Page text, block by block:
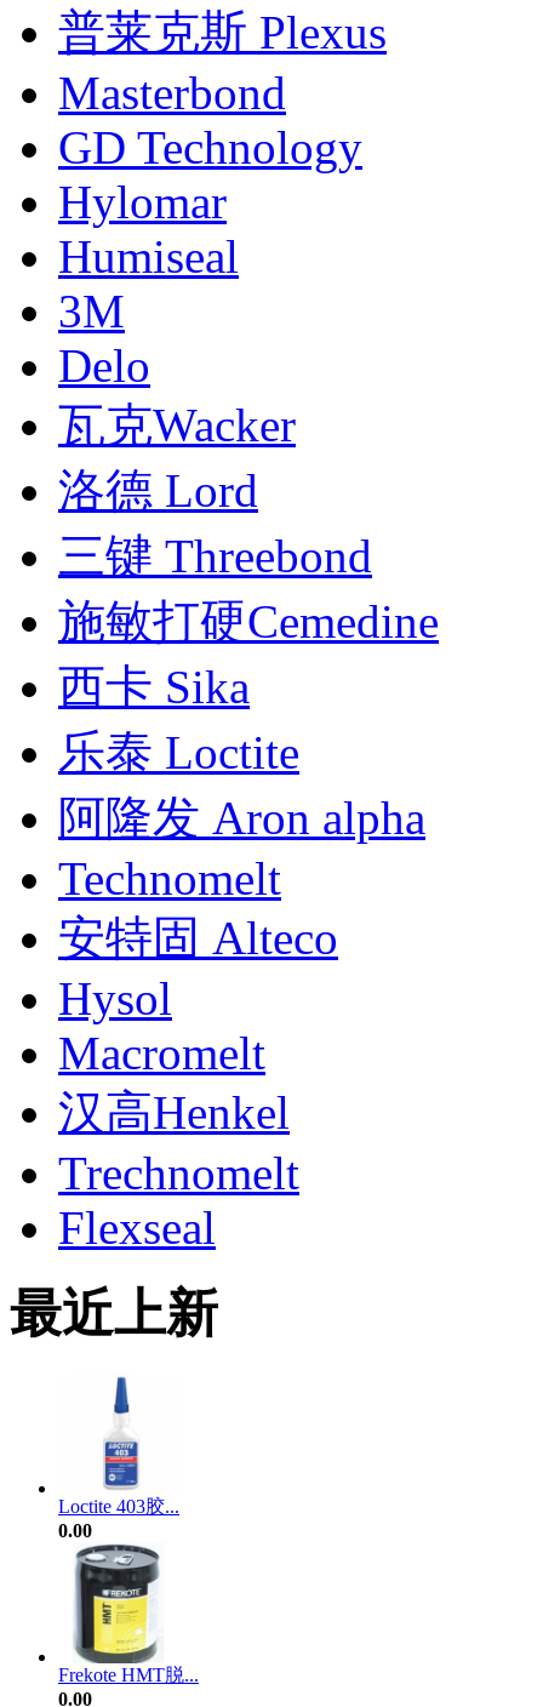
普莱克斯 Plexus
Masterbond
GD Technology
Hylomar
Humiseal
3M
Delo
瓦克Wacker
洛德 Lord
三键 Threebond
施敏打硬Cemedine
西卡 Sika
乐泰 Loctite
阿隆发 Aron alpha
Technomelt
安特固 Alteco
Hysol
Macromelt
汉高Henkel
Trechnomelt
Flexseal
最近上新
Loctite 403胶...
0.00
Frekote HMT脱...
0.00